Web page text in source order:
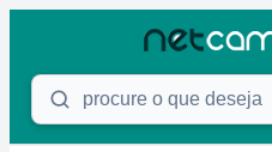
Procure o que deseja